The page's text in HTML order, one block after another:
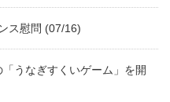
ス慰問 (07/16)
うなぎすくいゲーム」を開